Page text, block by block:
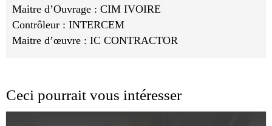
Maitre d’Ouvrage : CIM IVOIRE
Contrôleur : INTERCEM
Maitre d’œuvre : IC CONTRACTOR
Ceci pourrait vous intéresser